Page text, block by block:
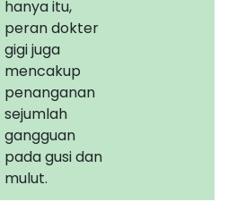
hanya itu,
peran dokter
gigi juga
mencakup
penanganan
sejumlah
gangguan
pada gusi dan
mulut.